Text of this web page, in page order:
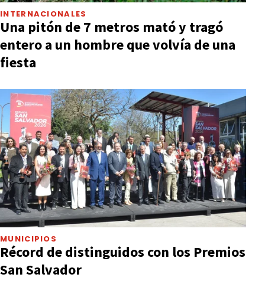
INTERNACIONALES
Una pitón de 7 metros mató y tragó
entero a un hombre que volvía de una
fiesta
MUNICIPIOS
Récord de distinguidos con los Premios
San Salvador